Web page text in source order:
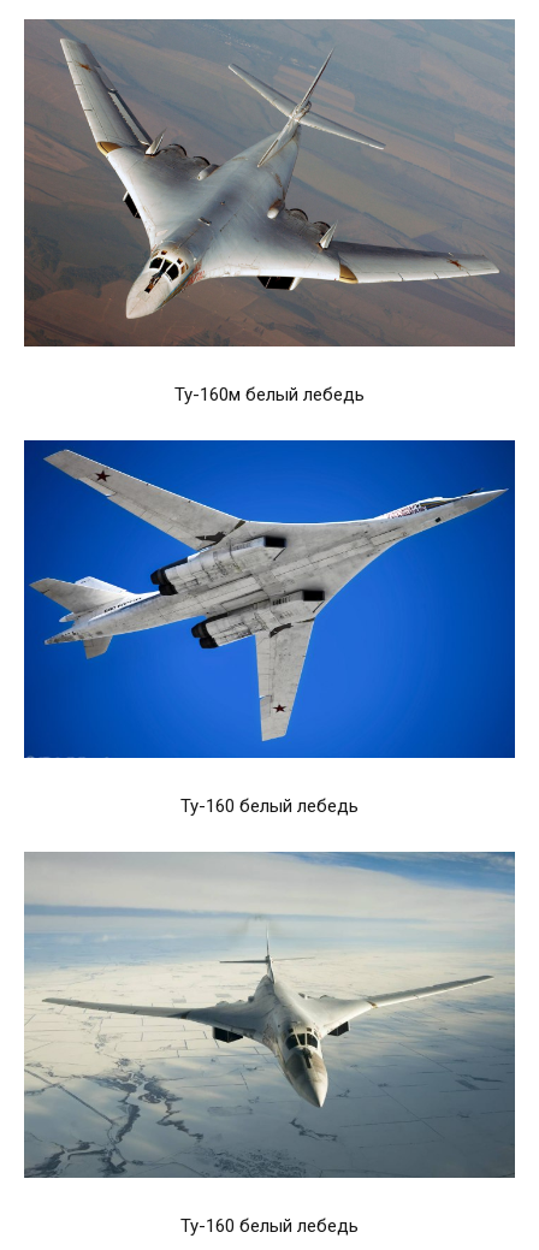
Ту-160м белый лебедь
Ту-160 белый лебедь
Ту-160 белый лебедь